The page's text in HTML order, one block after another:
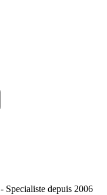
- Specialiste depuis 2006